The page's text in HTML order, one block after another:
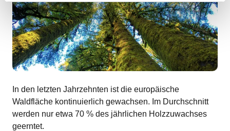
In den letzten Jahrzehnten ist die europäische
Waldfläche kontinuierlich gewachsen. Im Durchschnitt
werden nur etwa 70 % des jährlichen Holzzuwachses
geerntet.